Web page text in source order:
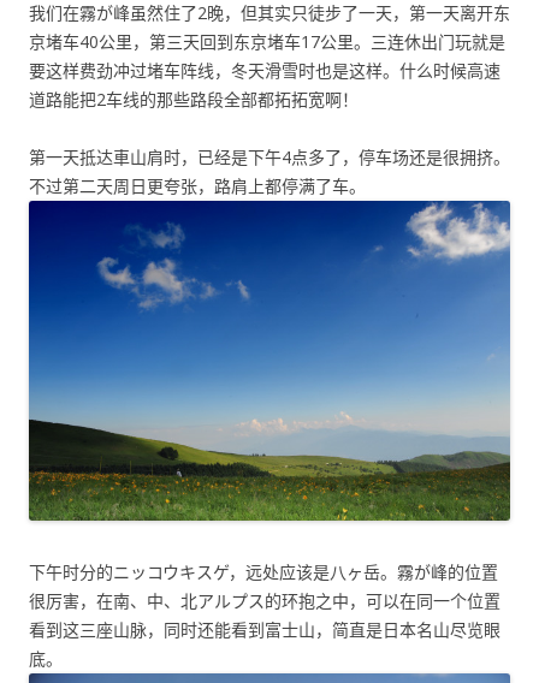
我们在霧が峰虽然住了2晚，但其实只徒步了一天，第一天离开东
京堵车40公里，第三天回到东京堵车17公里。三连休出门玩就是
要这样费劲冲过堵车阵线，冬天滑雪时也是这样。什么时候高速
道路能把2车线的那些路段全部都拓拓宽啊！
第一天抵达車山肩时，已经是下午4点多了，停车场还是很拥挤。
不过第二天周日更夸张，路肩上都停满了车。
下午时分的ニッコウキスゲ，远处应该是八ヶ岳。霧が峰的位置
很厉害，在南、中、北アルプス的环抱之中，可以在同一个位置
看到这三座山脉，同时还能看到富士山，简直是日本名山尽览眼
底。